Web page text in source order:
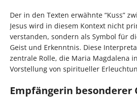
Der in den Texten erwähnte “Kuss”
Jesus wird in diesem Kontext nicht
verstanden, sondern als Symbol für
Geist und Erkenntnis. Diese
zentrale Rolle, die Maria Magdalena
Vorstellung von spiritueller
Empfängerin besonderer